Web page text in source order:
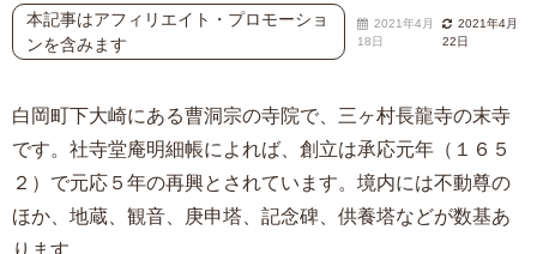
本記事はアフィリエイト・プロモーショ
ンを含みます
2021年4月
18日
2021年4月
22日
白岡町下大崎にある曹洞宗の寺院で、三ヶ村長龍寺の末寺
です。社寺堂庵明細帳によれば、創立は承応元年（１６５
２）で元応５年の再興とされています。境内には不動尊の
ほか、地蔵、観音、庚申塔、記念碑、供養塔などが数基あ
ります。